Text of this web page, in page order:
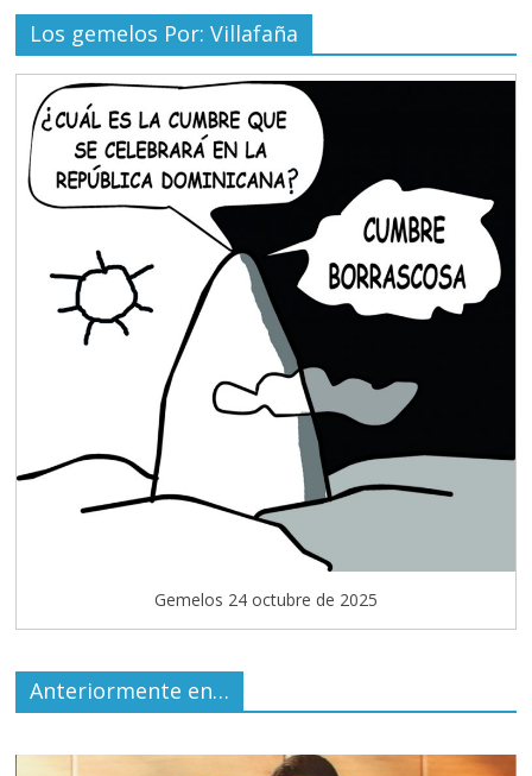
Los gemelos Por: Villafaña
Gemelos 24 octubre de 2025
Anteriormente en…